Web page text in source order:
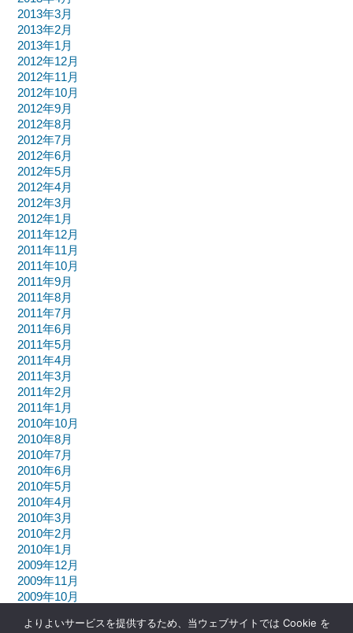
2013年3月
2013年2月
2013年1月
2012年12月
2012年11月
2012年10月
2012年9月
2012年8月
2012年7月
2012年6月
2012年5月
2012年4月
2012年3月
2012年1月
2011年12月
2011年11月
2011年10月
2011年9月
2011年8月
2011年7月
2011年6月
2011年5月
2011年4月
2011年3月
2011年2月
2011年1月
2010年10月
2010年8月
2010年7月
2010年6月
2010年5月
2010年4月
2010年3月
2010年2月
2010年1月
2009年12月
2009年11月
2009年10月
よりよいサービスを提供するため、当ウェブサイトでは Cookie を